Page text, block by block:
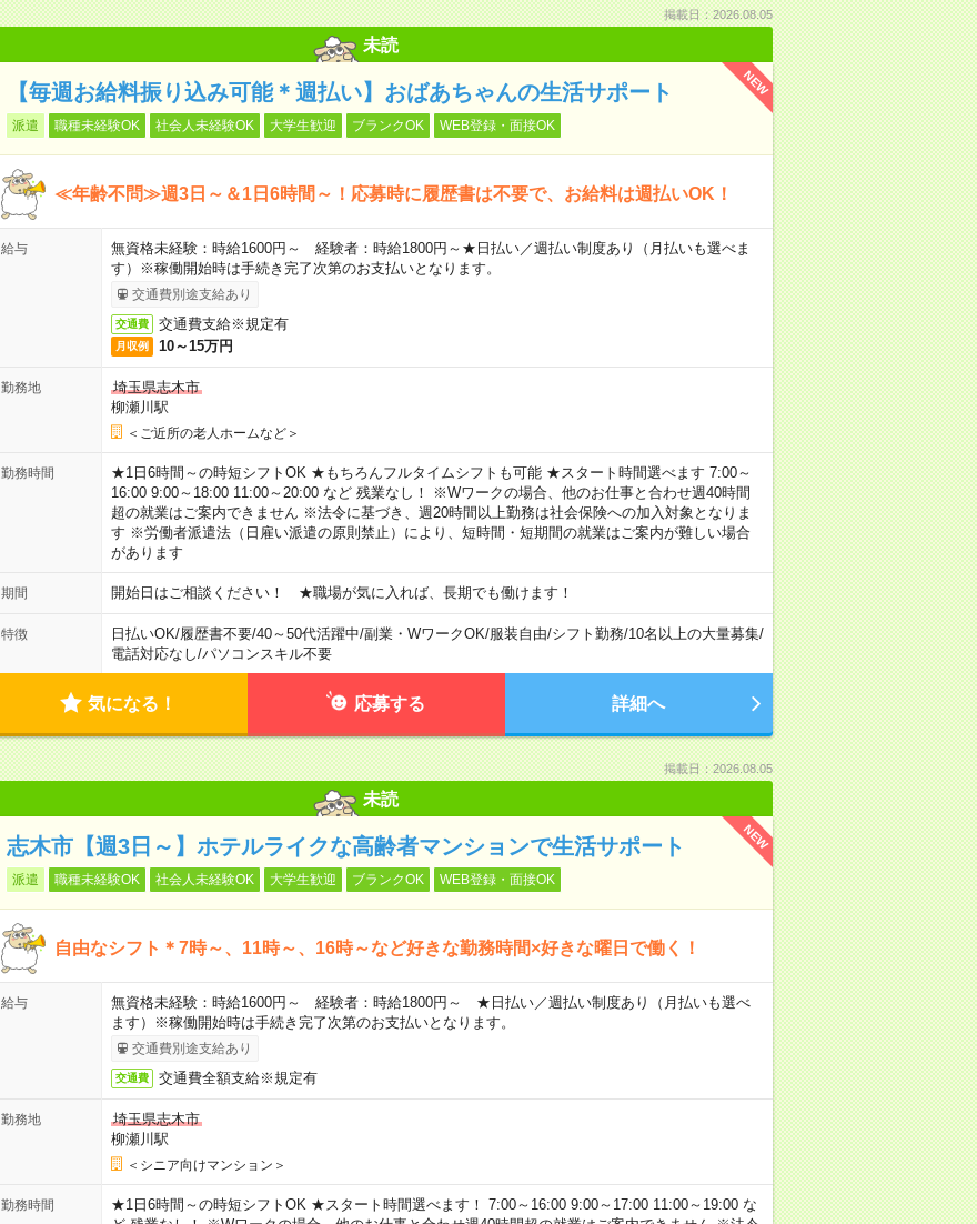
掲載日：2026.08.05
未読
NEW
【毎週お給料振り込み可能＊週払い】おばあちゃんの生活サポート
派遣 職種未経験OK 社会人未経験OK 大学生歓迎 ブランクOK WEB登録・面接OK
≪年齢不問≫週3日～＆1日6時間～！応募時に履歴書は不要で、お給料は週払いOK！
給与
無資格未経験：時給1600円～ 経験者：時給1800円～★日払い／週払い制度あり（月払いも選べま
す）※稼働開始時は手続き完了次第のお支払いとなります。
交通費別途支給あり
交通費 交通費支給※規定有
月収例 10～15万円
勤務地
埼玉県志木市
柳瀬川駅
＜ご近所の老人ホームなど＞
勤務時間
★1日6時間～の時短シフトOK ★もちろんフルタイムシフトも可能 ★スタート時間選べます 7:00～
16:00 9:00～18:00 11:00～20:00 など 残業なし！ ※Wワークの場合、他のお仕事と合わせ週40時間
超の就業はご案内できません ※法令に基づき、週20時間以上勤務は社会保険への加入対象となりま
す ※労働者派遣法（日雇い派遣の原則禁止）により、短時間・短期間の就業はご案内が難しい場合
があります
期間 開始日はご相談ください！ ★職場が気に入れば、長期でも働けます！
特徴 日払いOK/履歴書不要/40～50代活躍中/副業・WワークOK/服装自由/シフト勤務/10名以上の大量募集/
電話対応なし/パソコンスキル不要
気になる！ 応募する 詳細へ
掲載日：2026.08.05
未読
NEW
志木市【週3日～】ホテルライクな高齢者マンションで生活サポート
派遣 職種未経験OK 社会人未経験OK 大学生歓迎 ブランクOK WEB登録・面接OK
自由なシフト＊7時～、11時～、16時～など好きな勤務時間×好きな曜日で働く！
給与
無資格未経験：時給1600円～ 経験者：時給1800円～ ★日払い／週払い制度あり（月払いも選べ
ます）※稼働開始時は手続き完了次第のお支払いとなります。
交通費別途支給あり
交通費 交通費全額支給※規定有
勤務地
埼玉県志木市
柳瀬川駅
＜シニア向けマンション＞
勤務時間
★1日6時間～の時短シフトOK ★スタート時間選べます！ 7:00～16:00 9:00～17:00 11:00～19:00 な